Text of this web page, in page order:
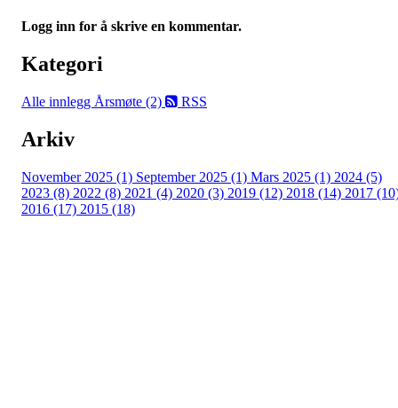
Logg inn for å skrive en kommentar.
Kategori
Alle innlegg Årsmøte (2) RSS
Arkiv
November 2025 (1) September 2025 (1) Mars 2025 (1) 2024 (5)
2023 (8) 2022 (8) 2021 (4) 2020 (3) 2019 (12) 2018 (14) 2017
2016 (17) 2015 (18)